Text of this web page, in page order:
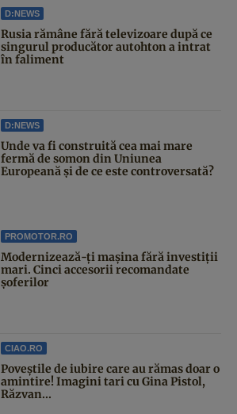
D:NEWS
Rusia rămâne fără televizoare după ce
singurul producător autohton a intrat
în faliment
D:NEWS
Unde va fi construită cea mai mare
fermă de somon din Uniunea
Europeană și de ce este controversată?
PROMOTOR.RO
Modernizează-ți mașina fără investiții
mari. Cinci accesorii recomandate
șoferilor
CIAO.RO
Poveştile de iubire care au rămas doar o
amintire! Imagini tari cu Gina Pistol,
Răzvan...